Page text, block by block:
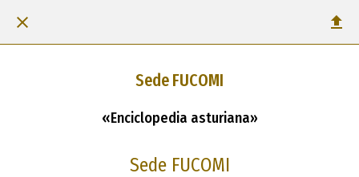
Sede FUCOMI
«Enciclopedia asturiana»
Sede FUCOMI